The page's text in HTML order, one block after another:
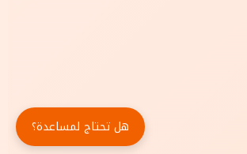
هل تحتاج لمساعدة؟